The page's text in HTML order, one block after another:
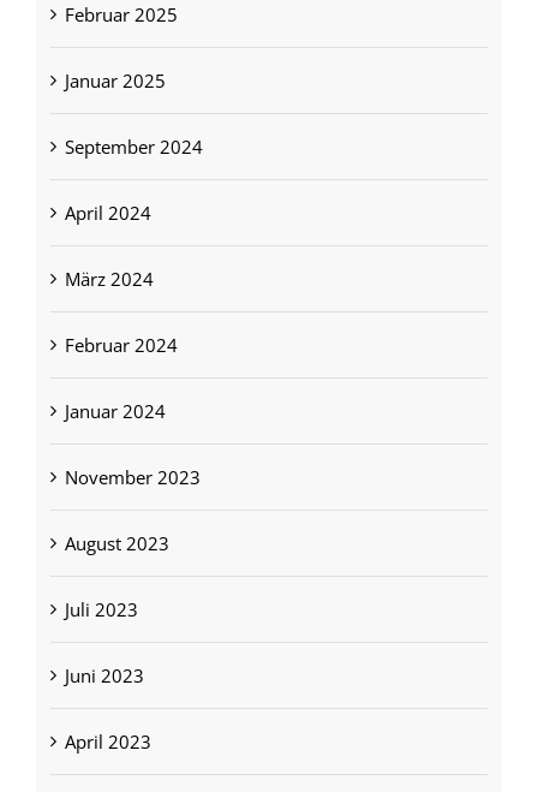
Februar 2025
Januar 2025
September 2024
April 2024
März 2024
Februar 2024
Januar 2024
November 2023
August 2023
Juli 2023
Juni 2023
April 2023